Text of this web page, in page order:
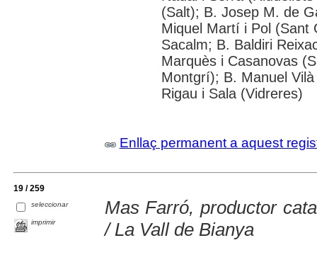
(Salt); B. Josep M. de
Miquel Martí i Pol (Sant
Sacalm; B. Baldiri
Marquès i Casanovas
Montgrí); B. Manuel
Rigau i Sala (Vidreres)
Enllaç permanent a aquest
19 / 259
seleccionar
imprimir
Mas Farró, productor
/ La Vall de Bianya